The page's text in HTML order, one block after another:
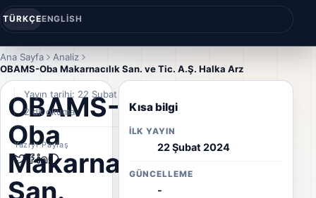
TÜRKÇEENGLISH
Ana Sayfa
Analiz
OBAMS-Oba Makarnacılık San. ve Tic. A.Ş. Halka Arz
OBAMS-
Oba
Makarnacılık
San.
Yayın tarihi: 22 Şubat 2024
2 dk okuma
Yazıyı Paylaş
Kısa bilgi
İLK YAYIN
22 Şubat 2024
GÜNCELLEME
-